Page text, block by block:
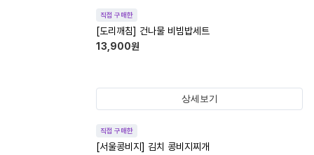
직접 구매한
[도리깨침] 건나물 비빔밥세트
13,900원
상세보기
직접 구매한
[서울콩비지] 김치 콩비지찌개